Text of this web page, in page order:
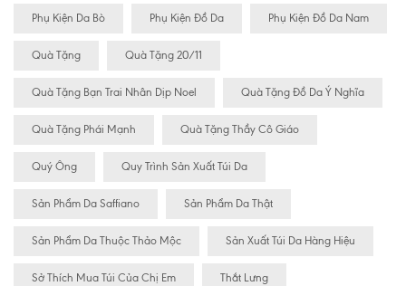
Phụ Kiện Da Bò Phụ Kiện Đồ Da Phụ Kiện Đồ Da Nam
Quà Tặng Quà Tặng 20/11
Quà Tặng Bạn Trai Nhân Dịp Noel Quà Tặng Đồ Da Ý Nghĩa
Quà Tặng Phái Mạnh Quà Tặng Thầy Cô Giáo
Quý Ông Quy Trình Sản Xuất Túi Da
Sản Phẩm Da Saffiano Sản Phẩm Da Thật
Sản Phẩm Da Thuộc Thảo Mộc Sản Xuất Túi Da Hàng Hiệu
Sở Thích Mua Túi Của Chị Em Thắt Lưng